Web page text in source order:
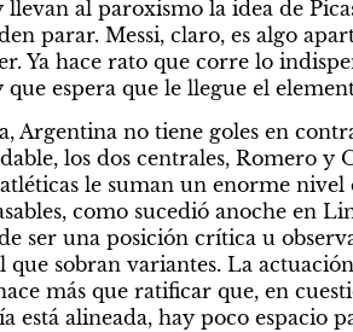
al paroxismo la idea de
parar. Messi, claro, es algo
Ya hace rato que corre lo
espera que le llegue el
Argentina no tiene goles en
los dos centrales, Romero y
le suman un enorme
como sucedió anoche en
ser una posición crítica u
que sobran variantes. La
más que ratificar que, en
está alineada, hay poco espacio